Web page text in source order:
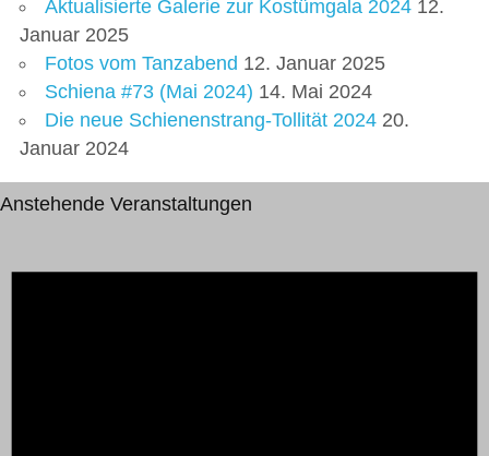
Aktualisierte Galerie zur Kostümgala 2024 12.
Januar 2025
Fotos vom Tanzabend 12. Januar 2025
Schiena #73 (Mai 2024) 14. Mai 2024
Die neue Schienenstrang-Tollität 2024 20.
Januar 2024
Anstehende Veranstaltungen